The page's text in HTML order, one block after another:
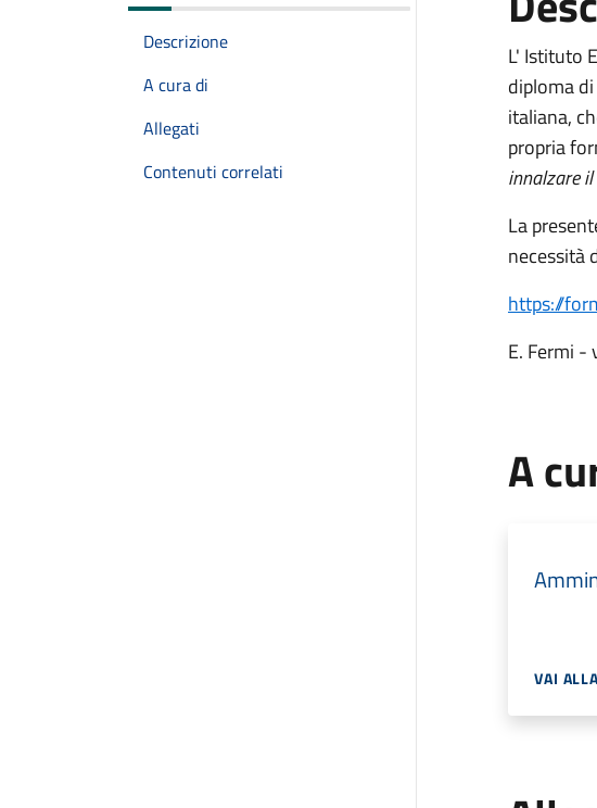
Descrizione
A cura di
Allegati
Contenuti correlati
L' Istituto
diploma
italiana,
propria
innalzare
La
necessità
https://
E. Fermi -
A
VAI